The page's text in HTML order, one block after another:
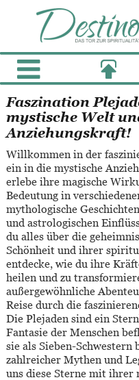
Faszination
mystische Welt
Anziehungskraft!
Willkommen in der
ein in die mystische
erlebe ihre magische
Bedeutung in
mythologische
und astrologischen
du alles über die
Schönheit und ihrer
entdecke, wie du ihre
heilen und zu
außergewöhnliche
Reise durch die
Die Plejaden sind ein
Fantasie der Menschen
sie als Sieben-Schwestern
zahlreicher Mythen und
uns diese Sterne mit ihrer